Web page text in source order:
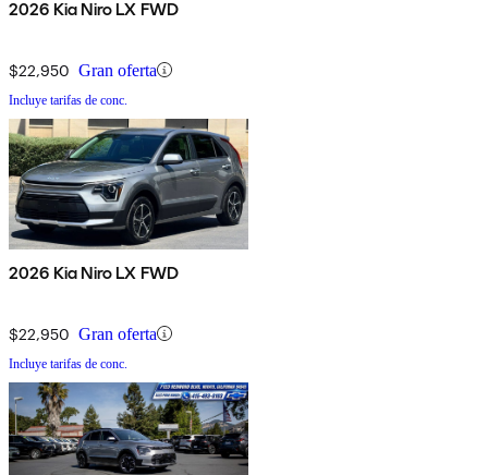
2026 Kia Niro LX FWD
$22,950 Gran oferta
Incluye tarifas de conc.
2026 Kia Niro LX FWD
$22,950 Gran oferta
Incluye tarifas de conc.